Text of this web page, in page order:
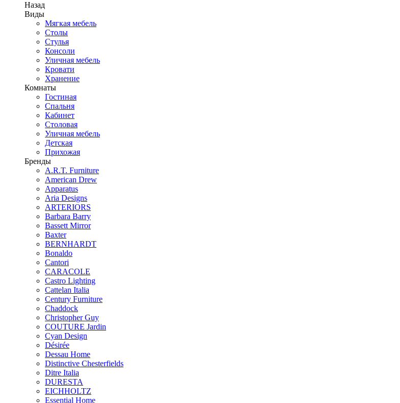
Назад
Виды
Мягкая мебель
Столы
Стулья
Консоли
Уличная мебель
Кровати
Хранение
Комнаты
Гостиная
Спальня
Кабинет
Столовая
Уличная мебель
Детская
Прихожая
Бренды
A.R.T. Furniture
American Drew
Apparatus
Aria Designs
ARTERIORS
Barbara Barry
Bassett Mirror
Baxter
BERNHARDT
Bonaldo
Cantori
CARACOLE
Castro Lighting
Cattelan Italia
Century Furniture
Chaddock
Christopher Guy
COUTURE Jardin
Cyan Design
Désirée
Dessau Home
Distinctive Chesterfields
Ditre Italia
DURESTA
EICHHOLTZ
Essential Home